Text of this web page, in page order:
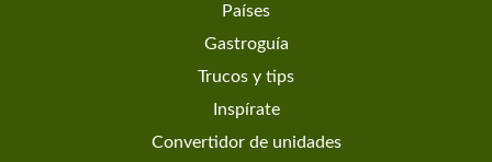
Países
Gastroguía
Trucos y tips
Inspírate
Convertidor de unidades